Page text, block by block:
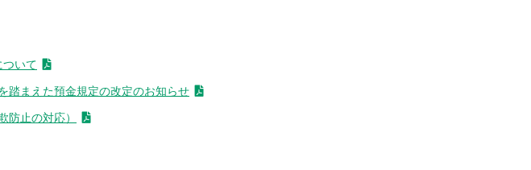
ついて
踏まえた預金規定の改定のお知らせ
防止の対応）